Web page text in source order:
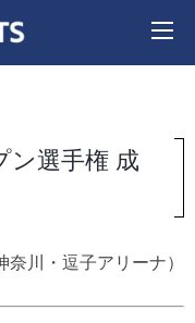
ン選手権 成
奈川・逗子アリーナ）